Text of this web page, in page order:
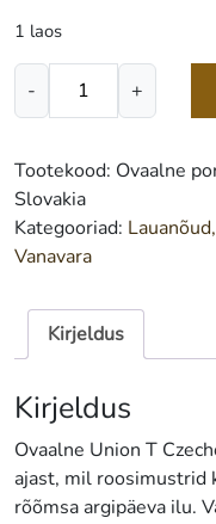
1 laos
-
Ovaalne
portselankauss
Union
T
Czecho-
Slovakia
+
Tootekood: Ovaalne
Slovakia
Kategooriad:
Vanavara
Kirjeldus
Kirjeldus
Ovaalne Union T
ajast, mil roosimustrid
rõõmsa argipäeva ilu.